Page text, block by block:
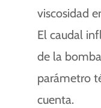
viscosidad
El caudal
de la
parámetro
cuenta.